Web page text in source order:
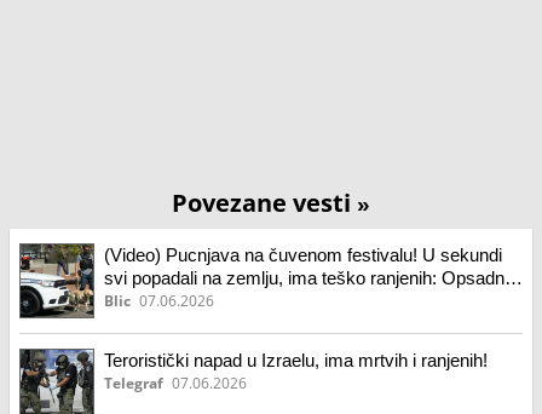
Povezane vesti »
(Video) Pucnjava na čuvenom festivalu! U sekundi
svi popadali na zemlju, ima teško ranjenih: Opsadno
stanje u Americi, u toku potraga za napadačem
Blic 07.06.2026
Teroristički napad u Izraelu, ima mrtvih i ranjenih!
Telegraf 07.06.2026